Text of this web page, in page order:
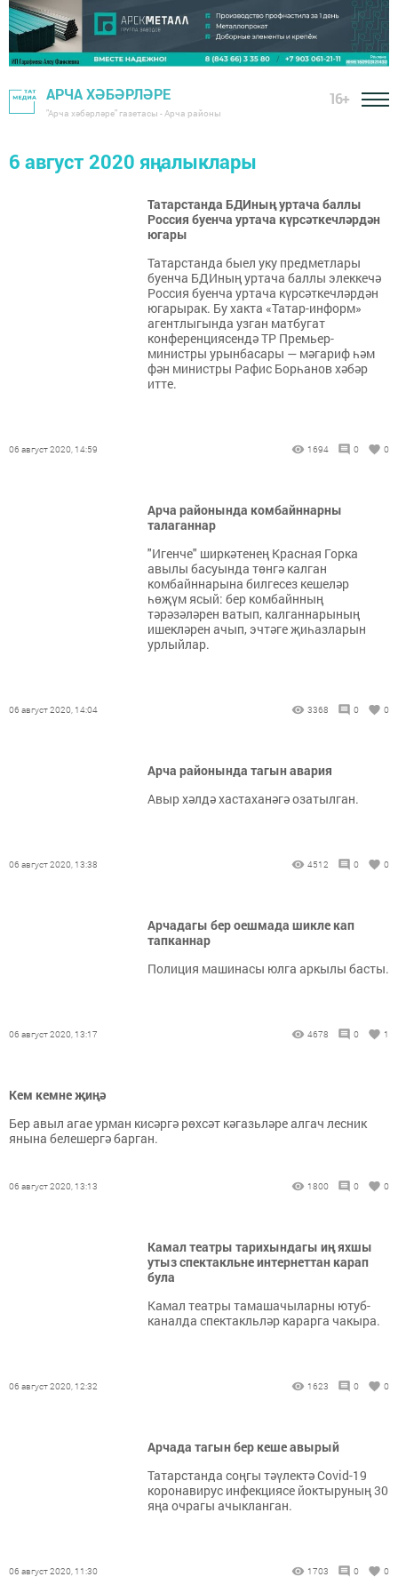
АРЧА ХӘБӘРЛӘРЕ
"Арча хәбәрләре" газетасы - Арча районы
16+
6 август 2020 яңалыклары
Татарстанда БДИның уртача баллы
Россия буенча уртача күрсәткечләрдән
югары
Татарстанда быел уку предметлары
буенча БДИның уртача баллы элеккечә
Россия буенча уртача күрсәткечләрдән
югарырак. Бу хакта «Татар-информ»
агентлыгында узган матбугат
кон ференциясендә ТР Премьер-
министры урынбасары — мәгариф һәм
фән министры Рафис Борһанов хәбәр
итте.
06 август 2020, 14:59 1694 0 0
Арча районында комбайннарны
талаганнар
"Игенче" ширкәтенең Красная Горка
авылы басуында төнгә калган
комбайннарына билгесез кешеләр
һөҗүм ясый: бер комбайнның
тәрәзәләрен ватып, калганнарының
ишекләрен ачып, эчтәге җиһазларын
урлыйлар.
06 август 2020, 14:04 3368 0 0
Арча районында тагын авария
Авыр хәлдә хастаханәгә озатылган.
06 август 2020, 13:38 4512 0 0
Арчадагы бер оешмада шикле кап
тапканнар
Полиция машинасы юлга аркылы басты.
06 август 2020, 13:17 4678 0 1
Кем кемне җиңә
Бер авыл агае урман кисәргә рөхсәт кәгазьләре алгач лесник
янына белешергә барган.
06 август 2020, 13:13 1800 0 0
Камал театры тарихындагы иң яхшы
утыз спектакльне интернеттан карап
була
Камал театры тамашачыларны ютуб-
каналда спектакльләр карарга чакыра.
06 август 2020, 12:32 1623 0 0
Арчада тагын бер кеше авырый
Татарстанда соңгы тәүлектә Covid-19
коронавирус инфекциясе йоктыруның 30
яңа очрагы ачыкланган.
06 август 2020, 11:30 1703 0 0